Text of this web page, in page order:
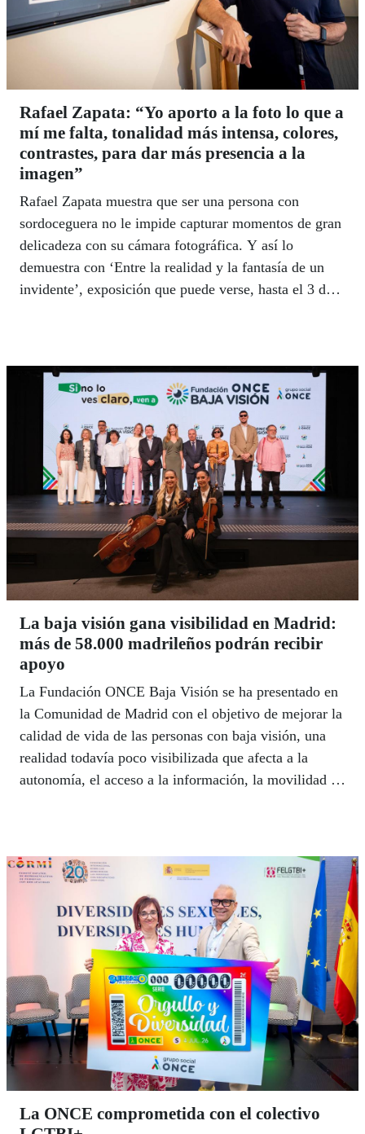
Rafael Zapata: “Yo aporto a la foto lo que a
mí me falta, tonalidad más intensa, colores,
contrastes, para dar más presencia a la
imagen”
Rafael Zapata muestra que ser una persona con
sordoceguera no le impide capturar momentos de gran
delicadeza con su cámara fotográfica. Y así lo
demuestra con ‘Entre la realidad y la fantasía de un
invidente’, exposición que puede verse, hasta el 3 de
La baja visión gana visibilidad en Madrid:
más de 58.000 madrileños podrán recibir
apoyo
La Fundación ONCE Baja Visión se ha presentado en
la Comunidad de Madrid con el objetivo de mejorar la
calidad de vida de las personas con baja visión, una
realidad todavía poco visibilizada que afecta a la
autonomía, el acceso a la información, la movilidad y
La ONCE comprometida con el colectivo